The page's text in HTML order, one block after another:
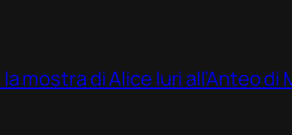
mostra di Alice Iuri all’Anteo di